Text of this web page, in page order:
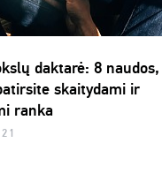
daktarė: 8 naudos,
skaitydami ir
ranka